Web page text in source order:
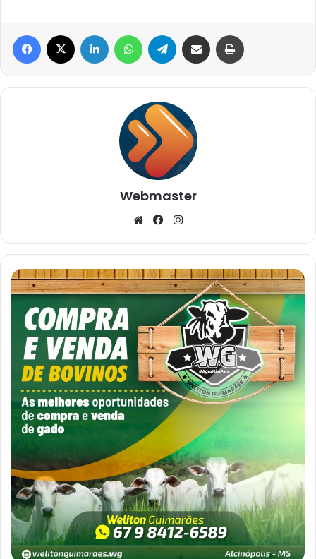
Facebook Linkedin WhatsAppTelegram Compartilhar via e-mail
Webmaster
WebsiteFacebook